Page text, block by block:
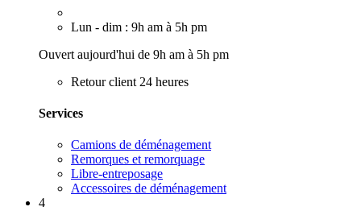
Lun - dim : 9h am à 5h pm
Ouvert aujourd'hui de 9h am à 5h pm
Retour client 24 heures
Services
Camions de déménagement
Remorques et remorquage
Libre-entreposage
Accessoires de déménagement
4